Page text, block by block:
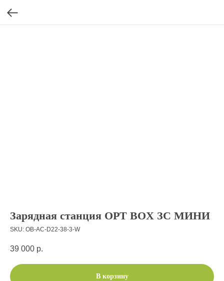
Зарядная станция OPT BOX ЗС МИНИ
SKU: OB-AC-D22-38-3-W
39 000 р.
В корзину